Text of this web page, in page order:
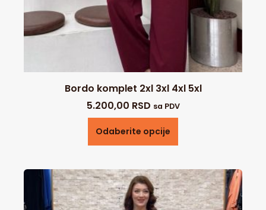
Bordo komplet 2xl 3xl 4xl 5xl
5.200,00 RSD sa PDV
Odaberite opcije